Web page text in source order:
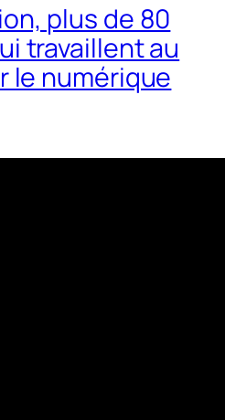
plus de 80
travaillent au
le numérique